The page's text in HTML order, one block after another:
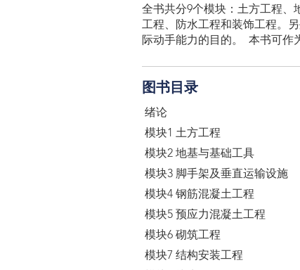
全书共分9个模块：土方工程、
工程、防水工程和装饰工程。
际动手能力的目的。 本书可作
图书目录
绪论
模块1 土方工程
模块2 地基与基础工具
模块3 脚手架及垂直运输设施
模块4 钢筋混凝土工程
模块5 预应力混凝土工程
模块6 砌筑工程
模块7 结构安装工程